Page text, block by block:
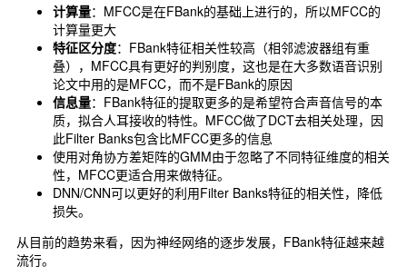
计算量：MFCC是在FBank的基础上进行的，所以MFCC的
计算量更大
特征区分度：FBank特征相关性较高（相邻滤波器组有重
叠），MFCC具有更好的判别度，这也是在大多数语音识别
论文中用的是MFCC，而不是FBank的原因
信息量：FBank特征的提取更多的是希望符合声音信号的本
质，拟合人耳接收的特性。MFCC做了DCT去相关处理，因
此Filter Banks包含比MFCC更多的信息
使用对角协方差矩阵的GMM由于忽略了不同特征维度的相关
性，MFCC更适合用来做特征。
DNN/CNN可以更好的利用Filter Banks特征的相关性，降低
损失。
从目前的趋势来看，因为神经网络的逐步发展，FBank特征越来越
流行。